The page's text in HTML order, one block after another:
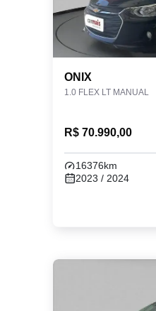
ONIX
1.0 FLEX LT MANUAL
R$ 70.990,00
16376km
2023 / 2024